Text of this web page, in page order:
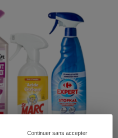
Continuer sans accepter